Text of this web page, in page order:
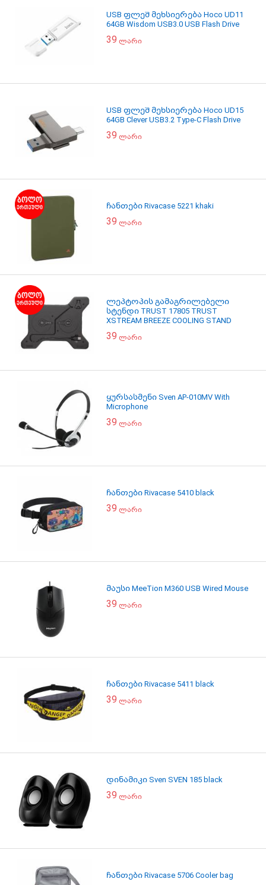
USB ფლეშ მეხსიერება Hoco UD11
64GB Wisdom USB3.0 USB Flash Drive
39 ლარი
USB ფლეშ მეხსიერება Hoco UD15
64GB Clever USB3.2 Type-C Flash Drive
39 ლარი
ჩანთები Rivacase 5221 khaki
39 ლარი
ლეპტოპის გამაგრილებელი
სტენდი TRUST 17805 TRUST
XSTREAM BREEZE COOLING STAND
39 ლარი
ყურსასმენი Sven AP-010MV With
Microphone
39 ლარი
ჩანთები Rivacase 5410 black
39 ლარი
მაუსი MeeTion M360 USB Wired Mouse
39 ლარი
ჩანთები Rivacase 5411 black
39 ლარი
დინამიკი Sven SVEN 185 black
39 ლარი
ჩანთები Rivacase 5706 Cooler bag